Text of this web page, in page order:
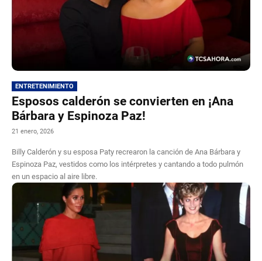
ENTRETENIMIENTO
Esposos calderón se convierten en ¡Ana
Bárbara y Espinoza Paz!
21 enero, 2026
Billy Calderón y su esposa Paty recrearon la canción de Ana Bárbara y
Espinoza Paz, vestidos como los intérpretes y cantando a todo pulmón
en un espacio al aire libre.